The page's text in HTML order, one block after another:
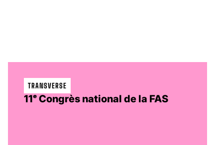
TRANSVERSE
11ᵉ Congrès national de la FAS